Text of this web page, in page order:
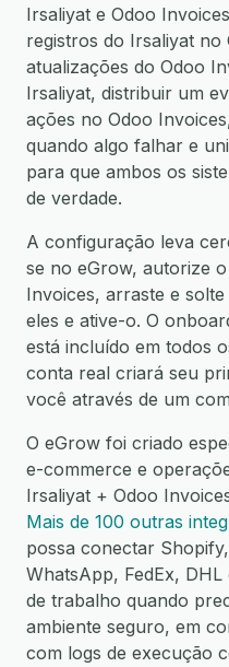
Irsaliyat e Odoo
registros do Irsaliyat
atualizações do Odoo
Irsaliyat, distribuir um
ações no Odoo
quando algo falhar e
para que ambos os
de verdade.
A configuração leva
se no eGrow, autorize
Invoices, arraste e
eles e ative-o. O
está incluído em todos
conta real criará seu
você através de um
O eGrow foi criado
e-commerce e
Irsaliyat + Odoo
Mais de 100 outras
possa conectar
WhatsApp, FedEx,
de trabalho quando
ambiente seguro, em
com logs de execução